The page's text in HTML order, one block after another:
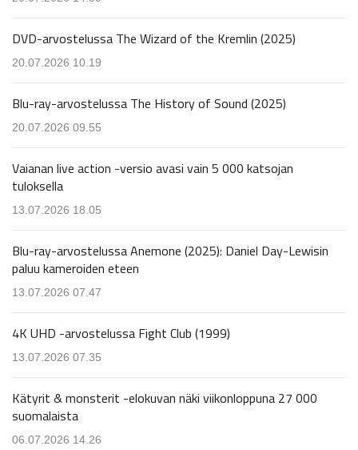
DVD-arvostelussa The Wizard of the Kremlin (2025)
20.07.2026 10.19
Blu-ray-arvostelussa The History of Sound (2025)
20.07.2026 09.55
Vaianan live action -versio avasi vain 5 000 katsojan
tuloksella
13.07.2026 18.05
Blu-ray-arvostelussa Anemone (2025): Daniel Day-Lewisin
paluu kameroiden eteen
13.07.2026 07.47
4K UHD -arvostelussa Fight Club (1999)
13.07.2026 07.35
Kätyrit & monsterit -elokuvan näki viikonloppuna 27 000
suomalaista
06.07.2026 14.26